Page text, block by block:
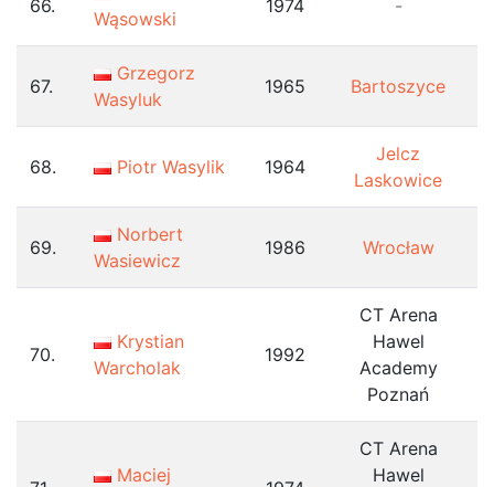
66.
Wąsowski
1974 -
67.
Grzegorz
Wasyluk
1965 Bartoszyce
68. Piotr Wasylik 1964
Jelcz
Laskowice
69.
Norbert
Wasiewicz
1986 Wrocław
70.
Krystian
Warcholak
1992
CT Arena
Hawel
Academy
Poznań
Maciej
CT Arena
Hawel